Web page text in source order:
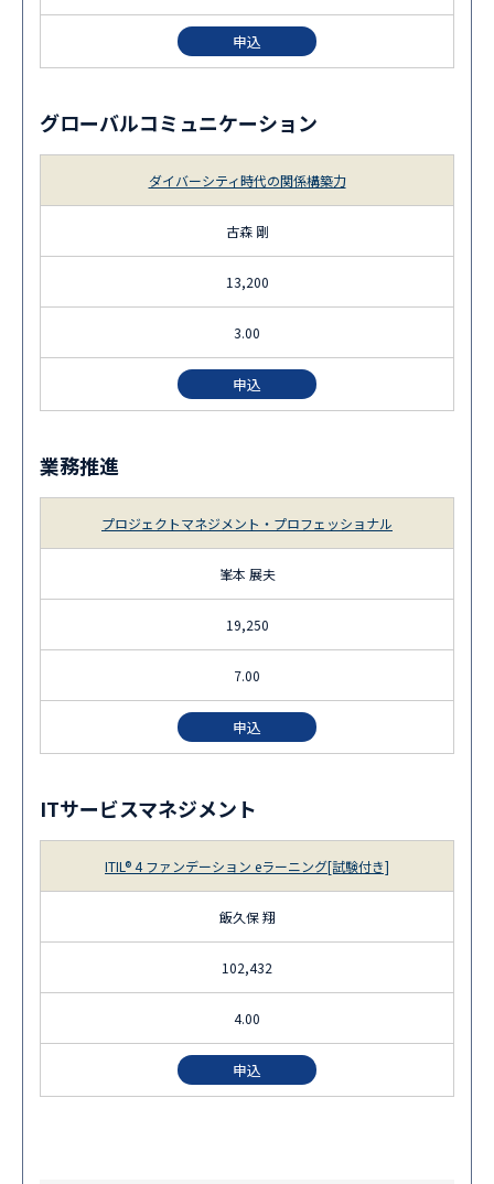
申込
グローバルコミュニケーション
ダイバーシティ時代の関係構築力
古森 剛
13,200
3.00
申込
業務推進
プロジェクトマネジメント・プロフェッショナル
峯本 展夫
19,250
7.00
申込
ITサービスマネジメント
ITIL® 4 ファンデーション eラーニング[試験付き]
飯久保 翔
102,432
4.00
申込